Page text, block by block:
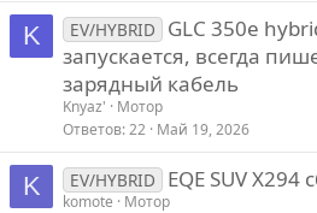
K EV/HYBRID
GLC 350e
запускается, всегда
зарядный кабель
Knyaz'
Мотор
Ответов 22 Май 19, 2026
K EV/HYBRID EQE SUV X294
komote
Мотор